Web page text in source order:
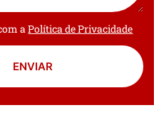
aPolítica de Privacidade
ENVIAR